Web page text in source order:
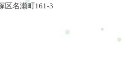
きます。ストレッチが好きな人
施術を行っていきます。服装
ましょう。厚手のものでなくで
区名瀬町161-3